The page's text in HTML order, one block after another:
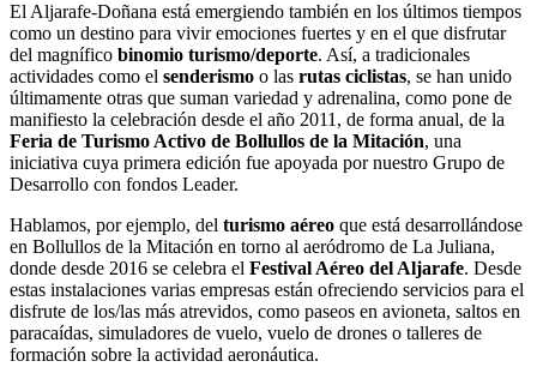
El Aljarafe-Doñana está emergiendo también en los últimos tiempos
como un destino para vivir emociones fuertes y en el que disfrutar
del magnífico binomio turismo/deporte. Así, a tradicionales
actividades como el senderismo o las rutas ciclistas, se han unido
últimamente otras que suman variedad y adrenalina, como pone de
manifiesto la celebración desde el año 2011, de forma anual, de la
Feria de Turismo Activo de Bollullos de la Mitación, una
iniciativa cuya primera edición fue apoyada por nuestro Grupo de
Desarrollo con fondos Leader.
Hablamos, por ejemplo, del turismo aéreo que está desarrollándose
en Bollullos de la Mitación en torno al aeródromo de La Juliana,
donde desde 2016 se celebra el Festival Aéreo del Aljarafe. Desde
estas instalaciones varias empresas están ofreciendo servicios para el
disfrute de los/las más atrevidos, como paseos en avioneta, saltos en
paracaídas, simuladores de vuelo, vuelo de drones o talleres de
formación sobre la actividad aeronáutica.